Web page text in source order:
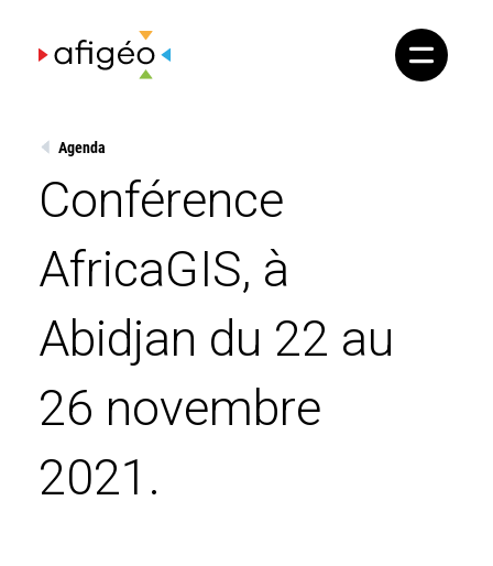
content
Agenda
Conférence
AfricaGIS, à
Abidjan du 22 au
26 novembre
2021.